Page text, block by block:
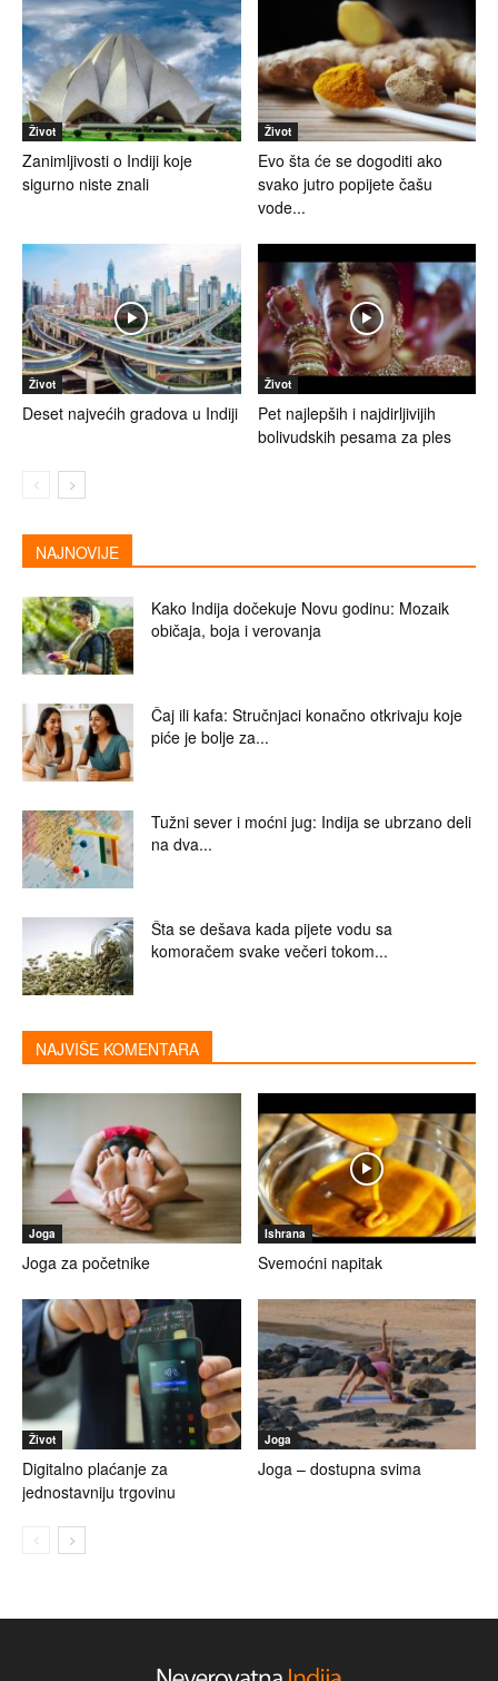
Život
Zanimljivosti o Indiji koje
sigurno niste znali
Život
Evo šta će se dogoditi ako
svako jutro popijete čašu
vode...
Život
Deset najvećih gradova u Indiji
Život
Pet najlepših i najdirljivijih
bolivudskih pesama za ples
NAJNOVIJE
Kako Indija dočekuje Novu godinu: Mozaik
običaja, boja i verovanja
Čaj ili kafa: Stručnjaci konačno otkrivaju koje
piće je bolje za...
Tužni sever i moćni jug: Indija se ubrzano deli
na dva...
Šta se dešava kada pijete vodu sa
komoračem svake večeri tokom...
NAJVIŠE KOMENTARA
Joga
Joga za početnike
Ishrana
Svemoćni napitak
Život
Digitalno plaćanje za
jednostavniju trgovinu
Joga
Joga – dostupna svima